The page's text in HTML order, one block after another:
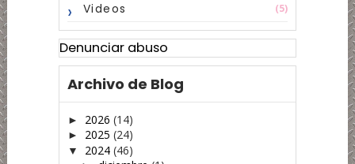
Videos (5)
Denunciar abuso
Archivo de Blog
► 2026 (14)
► 2025 (24)
▼ 2024 (46)